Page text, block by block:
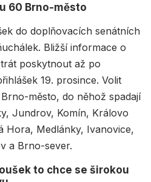
60 Brno-město
do doplňovacích senátních
Bližší informace o
poskytnout až po
19. prosince. Volit
město, do něhož spadají
Jundrov, Komín, Královo
Hora, Medlánky, Ivanovice,
a Brno-sever.
to chce se širokou